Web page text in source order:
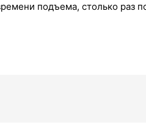
подъема, столько раз